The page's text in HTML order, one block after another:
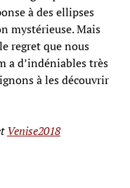
à des ellipses
mystérieuse. Mais
regret que nous
a d’indéniables très
à les découvrir
Venise2018